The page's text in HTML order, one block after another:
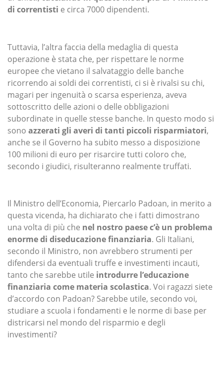
di correntisti e circa 7000 dipendenti.
Tuttavia, l’altra faccia della medaglia di questa
operazione è stata che, per rispettare le norme
europee che vietano il salvataggio delle banche
ricorrendo ai soldi dei correntisti, ci si è rivalsi su chi,
magari per ingenuità o scarsa esperienza, aveva
sottoscritto delle azioni o delle obbligazioni
subordinate in quelle stesse banche. In questo modo si
sono azzerati gli averi di tanti piccoli risparmiatori,
anche se il Governo ha subito messo a disposizione
100 milioni di euro per risarcire tutti coloro che,
secondo i giudici, risulteranno realmente truffati.
Il Ministro dell’Economia, Piercarlo Padoan, in merito a
questa vicenda, ha dichiarato che i fatti dimostrano
una volta di più che nel nostro paese c’è un problema
enorme di diseducazione finanziaria. Gli Italiani,
secondo il Ministro, non avrebbero strumenti per
difendersi da eventuali truffe e investimenti incauti,
tanto che sarebbe utile introdurre l’educazione
finanziaria come materia scolastica. Voi ragazzi siete
d’accordo con Padoan? Sarebbe utile, secondo voi,
studiare a scuola i fondamenti e le norme di base per
districarsi nel mondo del risparmio e degli
investimenti?